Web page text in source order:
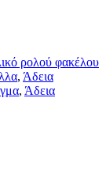
ρολού φακέλου
, Άδεια
, Άδεια